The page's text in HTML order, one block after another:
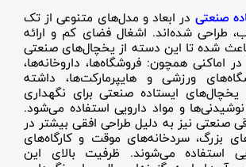
صنعتی در ابعاد و مدل‌های متنوعی از تک
شده‌اند. اشغال فضای کم و ارائه
شده تا این دسته از یخچال‌های صنعتی
اماکنی همچون: فروشگاه‌ها، داروخانه‌ها،
ورزشی و هایپرمارکت‌ها، داشته
یخچال‌های ایستاده صنعتی برای نگهداری
نوشیدنی‌ها و مواد دارویی استفاده می‌شود.
صنعتی نیز به دلیل طراحی افقی بیشتر در
بزرگ، سردخانه‌های موقت و کارگاه‌های
استفاده می‌شوند. ظرفیت بالای این